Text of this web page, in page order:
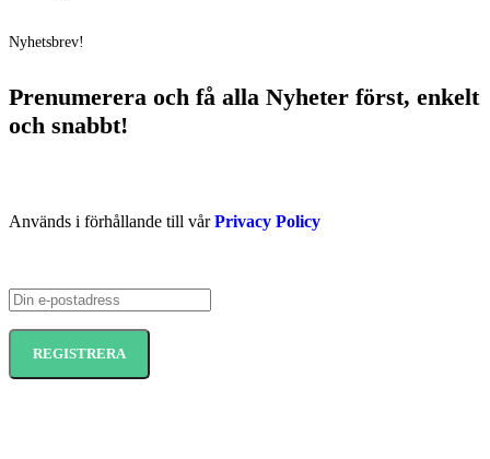
Nyhetsbrev!
Prenumerera och få alla Nyheter först, enkelt
och snabbt!
Används i förhållande till vårPrivacy Policy